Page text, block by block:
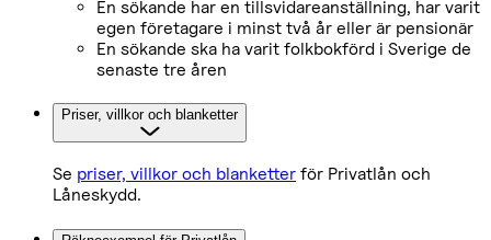
En sökande har en tillsvidareanställning, har varit
egen företagare i minst två år eller är pensionär
En sökande ska ha varit folkbokförd i Sverige de
senaste tre åren
Priser, villkor och blanketter
Se priser, villkor och blanketter för Privatlån och
Låneskydd.